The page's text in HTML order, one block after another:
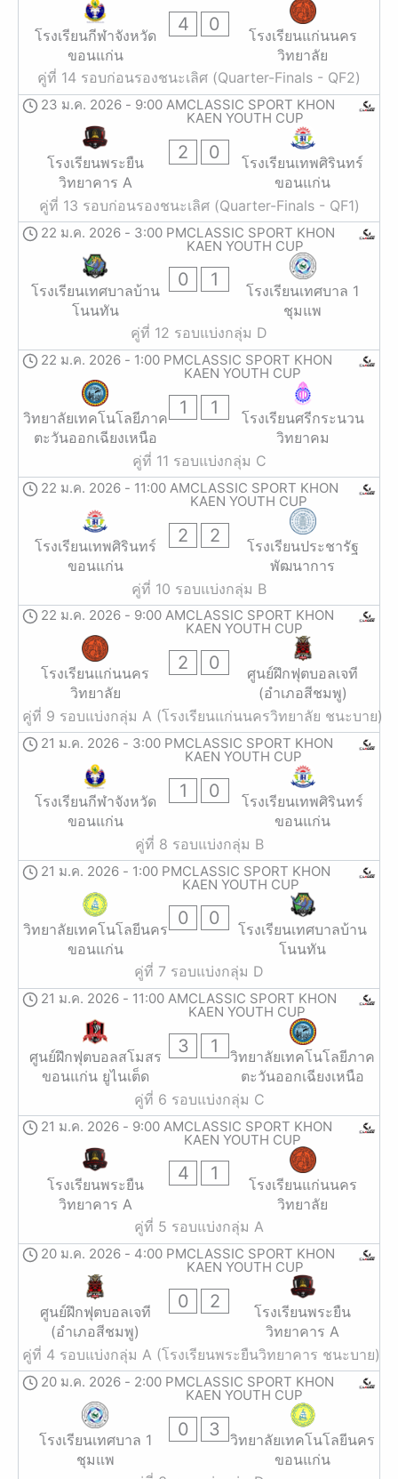
โรงเรียนกีฬาจังหวัด
ขอนแก่น
4 0
โรงเรียนแก่นนคร
วิทยาลัย
คู่ที่ 14 รอบก่อนรองชนะเลิศ (Quarter-Finals - QF2)
CLASSIC SPORT KHON
KAEN YOUTH CUP
23 ม.ค. 2026 - 9:00 AM
โรงเรียนพระยืน
วิทยาคาร A
2 0
โรงเรียนเทพศิรินทร์
ขอนแก่น
คู่ที่ 13 รอบก่อนรองชนะเลิศ (Quarter-Finals - QF1)
CLASSIC SPORT KHON
KAEN YOUTH CUP
22 ม.ค. 2026 - 3:00 PM
โรงเรียนเทศบาลบ้าน
โนนทัน
0 1
โรงเรียนเทศบาล 1
ชุมแพ
คู่ที่ 12 รอบแบ่งกลุ่ม D
CLASSIC SPORT KHON
KAEN YOUTH CUP
22 ม.ค. 2026 - 1:00 PM
วิทยาลัยเทคโนโลยีภาค
ตะวันออกเฉียงเหนือ
1 1
โรงเรียนศรีกระนวน
วิทยาคม
คู่ที่ 11 รอบแบ่งกลุ่ม C
CLASSIC SPORT KHON
KAEN YOUTH CUP
22 ม.ค. 2026 - 11:00 AM
โรงเรียนเทพศิรินทร์
ขอนแก่น
2 2
โรงเรียนประชารัฐ
พัฒนาการ
คู่ที่ 10 รอบแบ่งกลุ่ม B
CLASSIC SPORT KHON
KAEN YOUTH CUP
22 ม.ค. 2026 - 9:00 AM
โรงเรียนแก่นนคร
วิทยาลัย
2 0
ศูนย์ฝึกฟุตบอลเจที
(อำเภอสีชมพู)
คู่ที่ 9 รอบแบ่งกลุ่ม A (โรงเรียนแก่นนครวิทยาลัย ชนะบาย)
CLASSIC SPORT KHON
KAEN YOUTH CUP
21 ม.ค. 2026 - 3:00 PM
โรงเรียนกีฬาจังหวัด
ขอนแก่น
1 0
โรงเรียนเทพศิรินทร์
ขอนแก่น
คู่ที่ 8 รอบแบ่งกลุ่ม B
CLASSIC SPORT KHON
KAEN YOUTH CUP
21 ม.ค. 2026 - 1:00 PM
วิทยาลัยเทคโนโลยีนคร
ขอนแก่น
0 0
โรงเรียนเทศบาลบ้าน
โนนทัน
คู่ที่ 7 รอบแบ่งกลุ่ม D
CLASSIC SPORT KHON
KAEN YOUTH CUP
21 ม.ค. 2026 - 11:00 AM
ศูนย์ฝึกฟุตบอลสโมสร
ขอนแก่น ยูไนเต็ด
3 1
วิทยาลัยเทคโนโลยีภาค
ตะวันออกเฉียงเหนือ
คู่ที่ 6 รอบแบ่งกลุ่ม C
CLASSIC SPORT KHON
KAEN YOUTH CUP
21 ม.ค. 2026 - 9:00 AM
โรงเรียนพระยืน
วิทยาคาร A
4 1
โรงเรียนแก่นนคร
วิทยาลัย
คู่ที่ 5 รอบแบ่งกลุ่ม A
CLASSIC SPORT KHON
KAEN YOUTH CUP
20 ม.ค. 2026 - 4:00 PM
ศูนย์ฝึกฟุตบอลเจที
(อำเภอสีชมพู)
0 2
โรงเรียนพระยืน
วิทยาคาร A
คู่ที่ 4 รอบแบ่งกลุ่ม A (โรงเรียนพระยืนวิทยาคาร ชนะบาย)
CLASSIC SPORT KHON
KAEN YOUTH CUP
20 ม.ค. 2026 - 2:00 PM
โรงเรียนเทศบาล 1
ชุมแพ
0 3
วิทยาลัยเทคโนโลยีนคร
ขอนแก่น